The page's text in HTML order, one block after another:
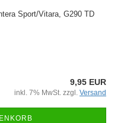
Sport/Vitara, G290 TD
9,95 EUR
inkl. 7% MwSt. zzgl. Versand